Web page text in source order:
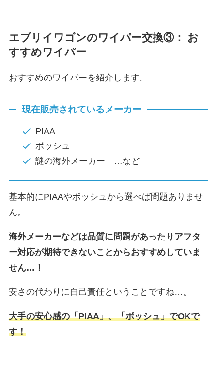
エブリイワゴンのワイパー交換③： お
すすめワイパー
おすすめのワイパーを紹介します。
現在販売されているメーカー
PIAA
ボッシュ
謎の海外メーカー …など
基本的にPIAAやボッシュから選べば問題ありませ
ん。
海外メーカーなどは品質に問題があったりアフタ
ー対応が期待できないことからおすすめしていま
せん…！
安さの代わりに自己責任ということですね…。
大手の安心感の「PIAA」、「ボッシュ」でOKで
す！